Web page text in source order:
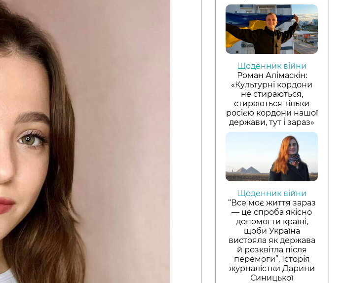
Щоденник війни
Роман Алімаскін:
«Культурні кордони
не стираються,
стираються тільки
росією кордони нашої
держави, тут і зараз»
Щоденник війни
“Все моє життя зараз
— це спроба якісно
допомогти країні,
щоби Україна
вистояла як держава
й розквітла після
перемоги”. Історія
журналістки Дарини
Синицької